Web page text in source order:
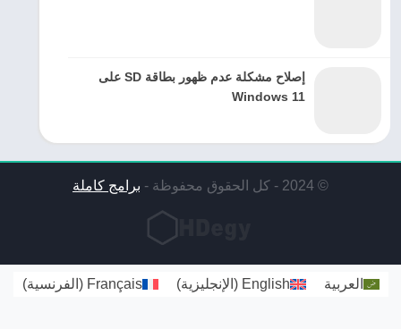
إصلاح مشكلة عدم ظهور بطاقة SD على
Windows 11
© 2024 - كل الحقوق محفوظة - برامج كاملة
العربية English
( الإنجليزية)
Français
( الفرنسية)